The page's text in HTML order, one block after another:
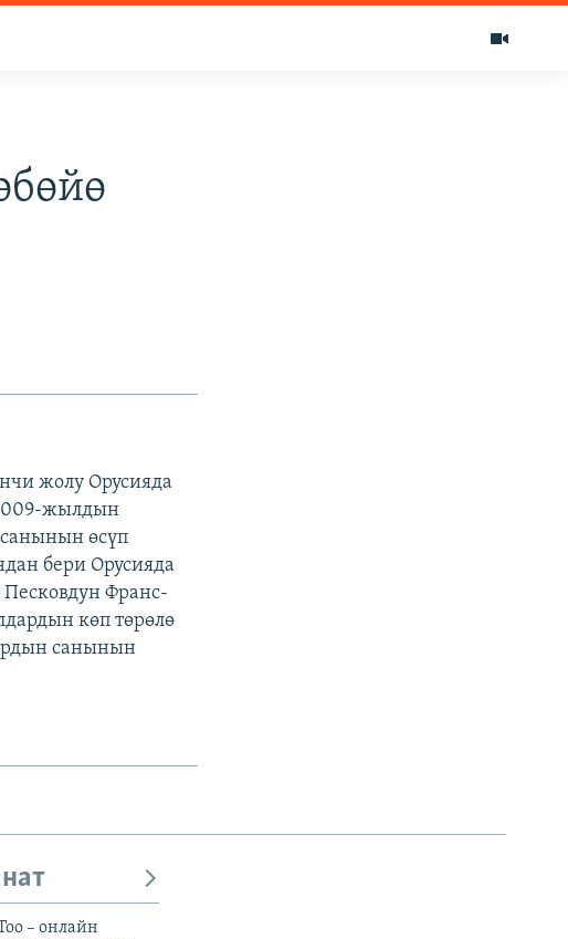
жолу Орусияда
жылдын
өсүп
бери Орусияда
Франс-
көп төрөлө
санынын
– онлайн